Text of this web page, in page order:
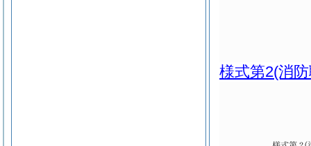
様式第2(消